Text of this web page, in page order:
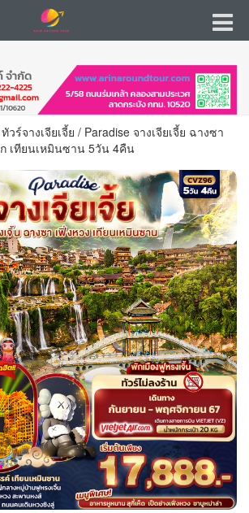
ทัวร์จางเจียเจี้ย / Paradise จางเจียเจี้ย ฉางซา
เทียนเหมินซาน 5วัน 4คืน